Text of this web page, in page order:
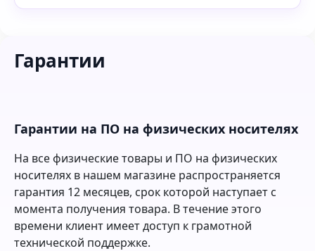
Гарантии
Гарантии на ПО на физических носителях
На все физические товары и ПО на физических
носителях в нашем магазине распространяется
гарантия 12 месяцев, срок которой наступает с
момента получения товара. В течение этого
времени клиент имеет доступ к грамотной
технической поддержке.